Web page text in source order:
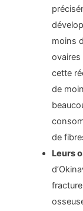
moins
cette
de
de
Leurs